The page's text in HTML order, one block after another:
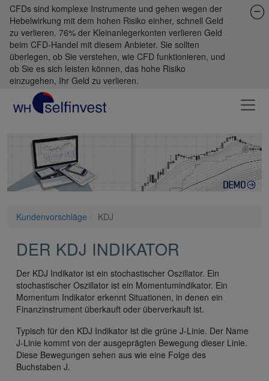
CFDs sind komplexe Instrumente und gehen wegen der
Hebelwirkung mit dem hohen Risiko einher, schnell Geld
zu verlieren. 76% der Kleinanlegerkonten verlieren Geld
beim CFD-Handel mit diesem Anbieter. Sie sollten
überlegen, ob Sie verstehen, wie CFD funktionieren, und
ob Sie es sich leisten können, das hohe Risiko
einzugehen, Ihr Geld zu verlieren.
Kundenvorschläge KDJ
DER KDJ INDIKATOR
Der KDJ Indikator ist ein stochastischer Oszillator. Ein
stochastischer Oszillator ist ein Momentumindikator. Ein
Momentum Indikator erkennt Situationen, in denen ein
Finanzinstrument überkauft oder überverkauft ist.
Typisch für den KDJ Indikator ist die grüne J-Linie. Der Name
J-Linie kommt von der ausgeprägten Bewegung dieser Linie.
Diese Bewegungen sehen aus wie eine Folge des
Buchstaben J.